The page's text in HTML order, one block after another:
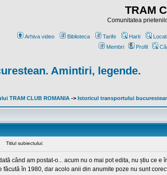
TRAM
Comunitatea
Arhiva video Biblioteca Tarife Harti
Membri
Profil
Amintiri, legende.
TRAM CLUB ROMANIA -> Istoricul transportului
Titlul subiectului:
când am postat-o... acum nu o mai pot edita, nu știu ce
făcută în 1980, dar acolo anii din anumite poze nu sunt